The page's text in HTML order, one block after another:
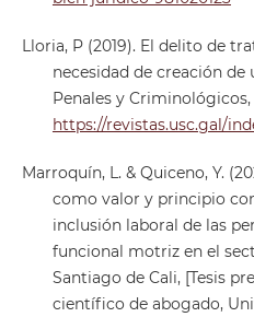
Lloria, P (2019). El delito de
necesidad de creación
Penales y Criminológicos,
https://revistas.usc.gal/
Marroquín, L. & Quiceno, Y.
como valor y principio
inclusión laboral de las
funcional motriz en el
Santiago de Cali, [Tesis
científico de abogado,